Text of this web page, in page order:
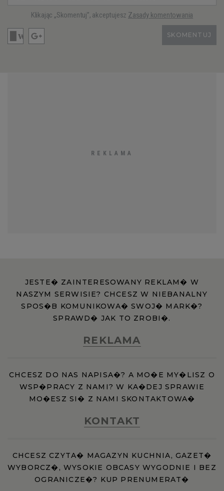
Klikając „Skomentuj”, akceptujesz Zasady komentowania
SKOMENTUJ
JESTE� ZAINTERESOWANY REKLAM� W
NASZYM SERWISIE? CHCESZ W NIEBANALNY
SPOS�B KOMUNIKOWA� SWOJ� MARK�?
SPRAWD� JAK TO ZROBI�.
REKLAMA
CHCESZ DO NAS NAPISA�? A MO�E MY�LISZ O
WSP�PRACY Z NAMI? W KA�DEJ SPRAWIE
MO�ESZ SI� Z NAMI SKONTAKTOWA�
KONTAKT
CHCESZ CZYTA� MAGAZYN KUCHNIA, GAZET�
WYBORCZ�, WYSOKIE OBCASY WYGODNIE I BEZ
OGRANICZE�? KUP PRENUMERAT�